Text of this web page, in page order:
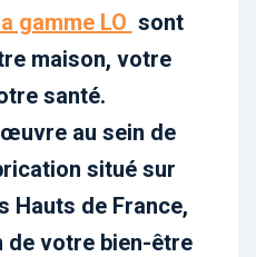
gamme LO sont
maison, votre
santé.
au sein de
situé sur
Hauts de France,
de votre bien-être